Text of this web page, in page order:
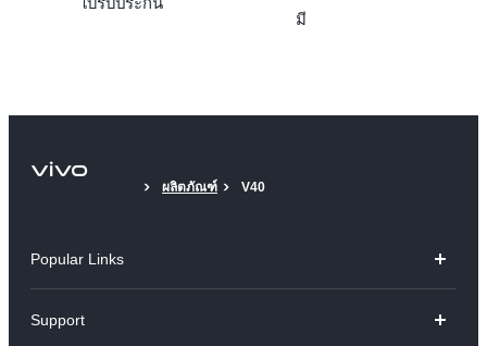
มี
ผลิตภัณฑ์ V40
Popular Links
Support